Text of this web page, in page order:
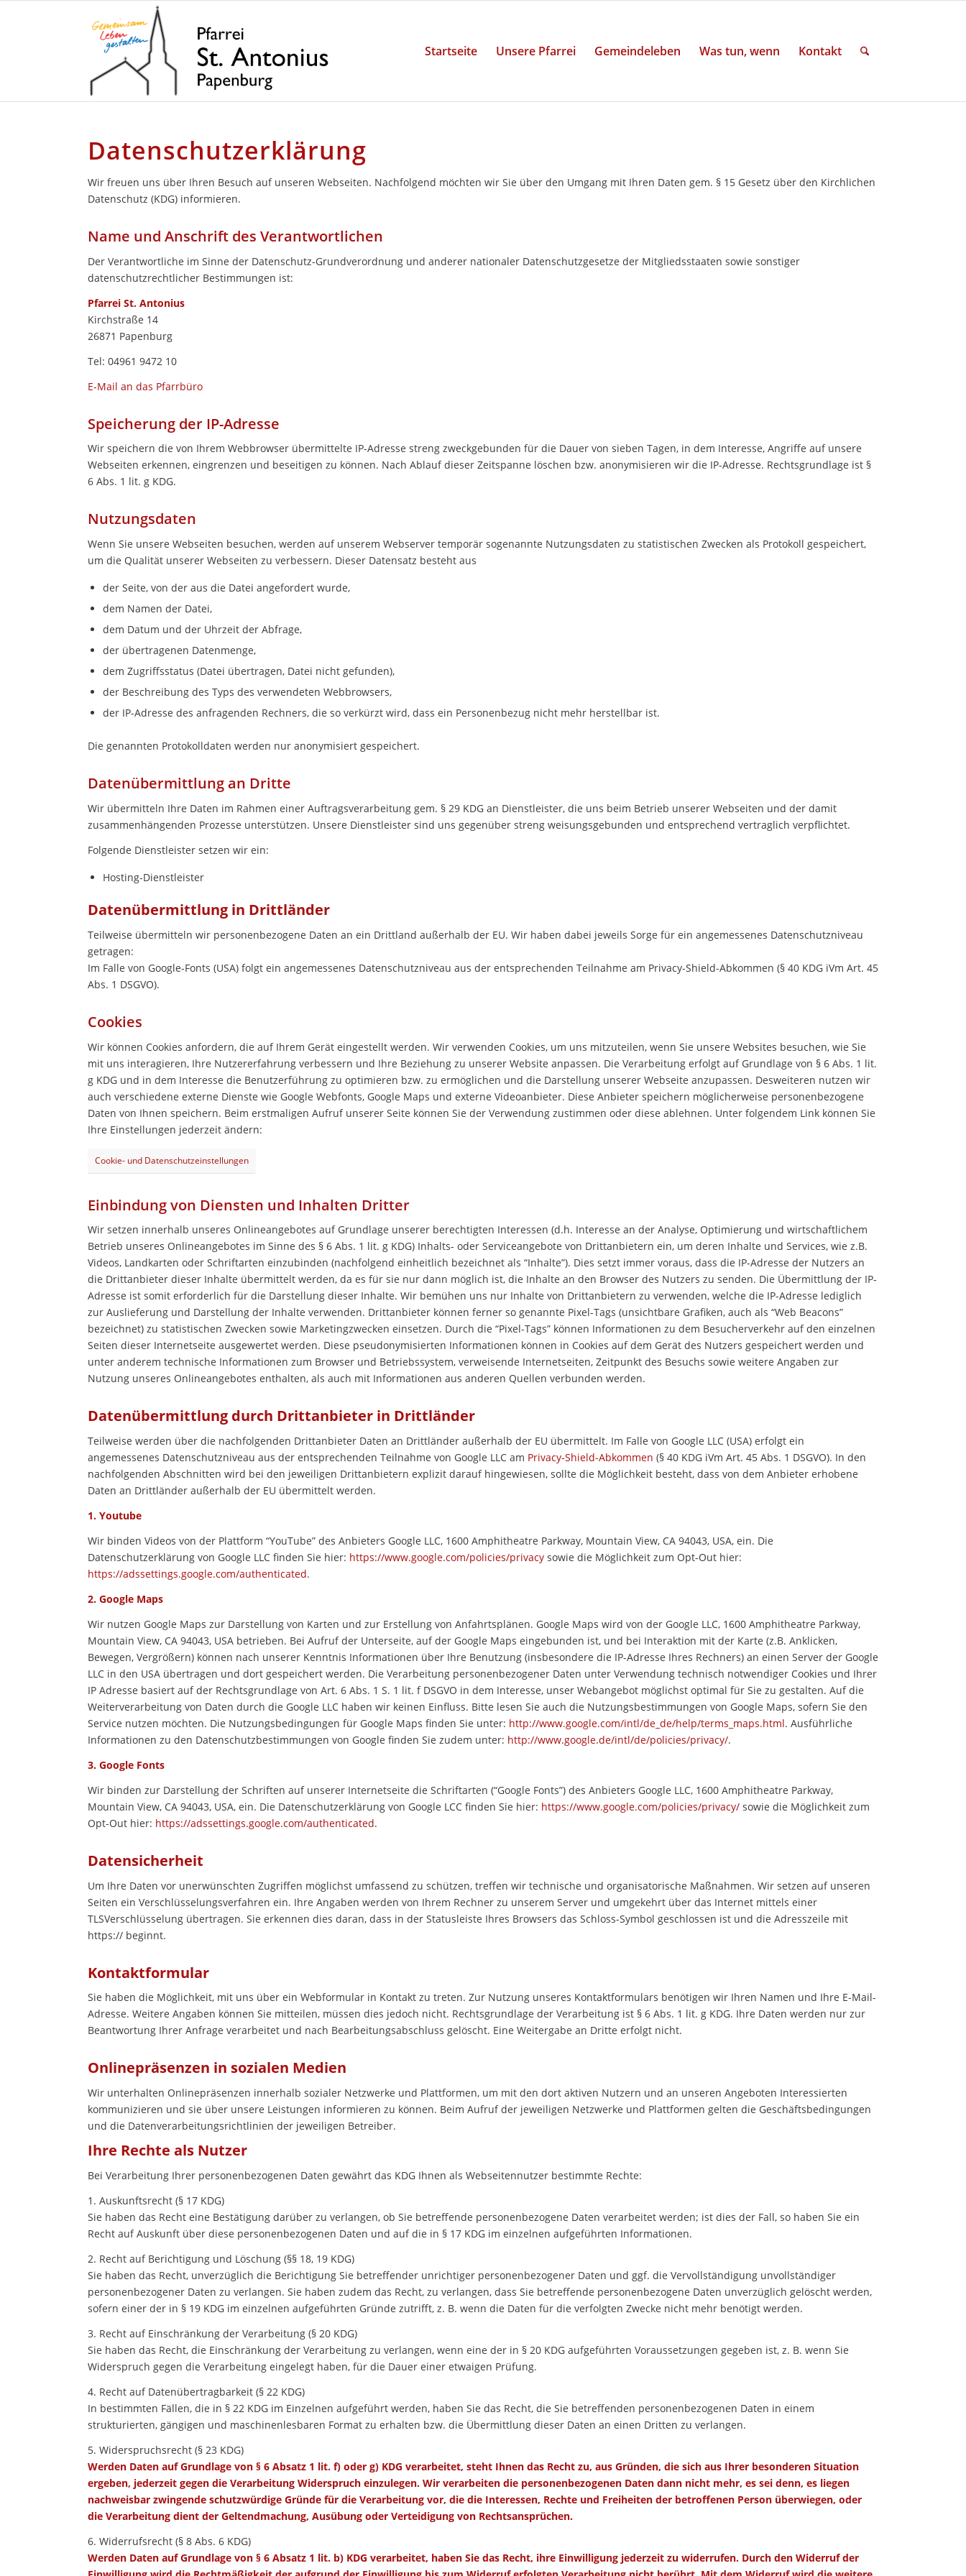
Startseite Unsere Pfarrei Gemeindeleben Was tun, wenn Kontakt
Datenschutzerklärung
Wir freuen uns über Ihren Besuch auf unseren Webseiten. Nachfolgend möchten wir Sie über den Umgang mit Ihren Daten gem. § 15 Gesetz über den Kirchlichen
Datenschutz (KDG) informieren.
Name und Anschrift des Verantwortlichen
Der Verantwortliche im Sinne der Datenschutz-Grundverordnung und anderer nationaler Datenschutzgesetze der Mitgliedsstaaten sowie sonstiger
datenschutzrechtlicher Bestimmungen ist:
Pfarrei St. Antonius
Kirchstraße 14
26871 Papenburg
Tel: 04961 9472 10
E-Mail an das Pfarrbüro
Speicherung der IP-Adresse
Wir speichern die von Ihrem Webbrowser übermittelte IP-Adresse streng zweckgebunden für die Dauer von sieben Tagen, in dem Interesse, Angriffe auf unsere
Webseiten erkennen, eingrenzen und beseitigen zu können. Nach Ablauf dieser Zeitspanne löschen bzw. anonymisieren wir die IP-Adresse. Rechtsgrundlage ist §
6 Abs. 1 lit. g KDG.
Nutzungsdaten
Wenn Sie unsere Webseiten besuchen, werden auf unserem Webserver temporär sogenannte Nutzungsdaten zu statistischen Zwecken als Protokoll gespeichert,
um die Qualität unserer Webseiten zu verbessern. Dieser Datensatz besteht aus
der Seite, von der aus die Datei angefordert wurde,
dem Namen der Datei,
dem Datum und der Uhrzeit der Abfrage,
der übertragenen Datenmenge,
dem Zugriffsstatus (Datei übertragen, Datei nicht gefunden),
der Beschreibung des Typs des verwendeten Webbrowsers,
der IP-Adresse des anfragenden Rechners, die so verkürzt wird, dass ein Personenbezug nicht mehr herstellbar ist.
Die genannten Protokolldaten werden nur anonymisiert gespeichert.
Datenübermittlung an Dritte
Wir übermitteln Ihre Daten im Rahmen einer Auftragsverarbeitung gem. § 29 KDG an Dienstleister, die uns beim Betrieb unserer Webseiten und der damit
zusammenhängenden Prozesse unterstützen. Unsere Dienstleister sind uns gegenüber streng weisungsgebunden und entsprechend vertraglich verpflichtet.
Folgende Dienstleister setzen wir ein:
Hosting-Dienstleister
Datenübermittlung in Drittländer
Teilweise übermitteln wir personenbezogene Daten an ein Drittland außerhalb der EU. Wir haben dabei jeweils Sorge für ein angemessenes Datenschutzniveau
getragen:
Im Falle von Google-Fonts (USA) folgt ein angemessenes Datenschutzniveau aus der entsprechenden Teilnahme am Privacy-Shield-Abkommen (§ 40 KDG iVm Art. 45
Abs. 1 DSGVO).
Cookies
Wir können Cookies anfordern, die auf Ihrem Gerät eingestellt werden. Wir verwenden Cookies, um uns mitzuteilen, wenn Sie unsere Websites besuchen, wie Sie
mit uns interagieren, Ihre Nutzererfahrung verbessern und Ihre Beziehung zu unserer Website anpassen. Die Verarbeitung erfolgt auf Grundlage von § 6 Abs. 1 lit.
g KDG und in dem Interesse die Benutzerführung zu optimieren bzw. zu ermöglichen und die Darstellung unserer Webseite anzupassen. Desweiteren nutzen wir
auch verschiedene externe Dienste wie Google Webfonts, Google Maps und externe Videoanbieter. Diese Anbieter speichern möglicherweise personenbezogene
Daten von Ihnen speichern. Beim erstmaligen Aufruf unserer Seite können Sie der Verwendung zustimmen oder diese ablehnen. Unter folgendem Link können Sie
Ihre Einstellungen jederzeit ändern:
Cookie- und Datenschutzeinstellungen
Einbindung von Diensten und Inhalten Dritter
Wir setzen innerhalb unseres Onlineangebotes auf Grundlage unserer berechtigten Interessen (d.h. Interesse an der Analyse, Optimierung und wirtschaftlichem
Betrieb unseres Onlineangebotes im Sinne des § 6 Abs. 1 lit. g KDG) Inhalts- oder Serviceangebote von Drittanbietern ein, um deren Inhalte und Services, wie z.B.
Videos, Landkarten oder Schriftarten einzubinden (nachfolgend einheitlich bezeichnet als “Inhalte”). Dies setzt immer voraus, dass die IP-Adresse der Nutzers an
die Drittanbieter dieser Inhalte übermittelt werden, da es für sie nur dann möglich ist, die Inhalte an den Browser des Nutzers zu senden. Die Übermittlung der IP-
Adresse ist somit erforderlich für die Darstellung dieser Inhalte. Wir bemühen uns nur Inhalte von Drittanbietern zu verwenden, welche die IP-Adresse lediglich
zur Auslieferung und Darstellung der Inhalte verwenden. Drittanbieter können ferner so genannte Pixel-Tags (unsichtbare Grafiken, auch als “Web Beacons”
bezeichnet) zu statistischen Zwecken sowie Marketingzwecken einsetzen. Durch die “Pixel-Tags” können Informationen zu dem Besucherverkehr auf den einzelnen
Seiten dieser Internetseite ausgewertet werden. Diese pseudonymisierten Informationen können in Cookies auf dem Gerät des Nutzers gespeichert werden und
unter anderem technische Informationen zum Browser und Betriebssystem, verweisende Internetseiten, Zeitpunkt des Besuchs sowie weitere Angaben zur
Nutzung unseres Onlineangebotes enthalten, als auch mit Informationen aus anderen Quellen verbunden werden.
Datenübermittlung durch Drittanbieter in Drittländer
Teilweise werden über die nachfolgenden Drittanbieter Daten an Drittländer außerhalb der EU übermittelt. Im Falle von Google LLC (USA) erfolgt ein
angemessenes Datenschutzniveau aus der entsprechenden Teilnahme von Google LLC am Privacy-Shield-Abkommen (§ 40 KDG iVm Art. 45 Abs. 1 DSGVO). In den
nachfolgenden Abschnitten wird bei den jeweiligen Drittanbietern explizit darauf hingewiesen, sollte die Möglichkeit besteht, dass von dem Anbieter erhobene
Daten an Drittländer außerhalb der EU übermittelt werden.
1. Youtube
Wir binden Videos von der Plattform “YouTube” des Anbieters Google LLC, 1600 Amphitheatre Parkway, Mountain View, CA 94043, USA, ein. Die
Datenschutzerklärung von Google LLC finden Sie hier: https://www.google.com/policies/privacy sowie die Möglichkeit zum Opt-Out hier:
https://adssettings.google.com/authenticated.
2. Google Maps
Wir nutzen Google Maps zur Darstellung von Karten und zur Erstellung von Anfahrtsplänen. Google Maps wird von der Google LLC, 1600 Amphitheatre Parkway,
Mountain View, CA 94043, USA betrieben. Bei Aufruf der Unterseite, auf der Google Maps eingebunden ist, und bei Interaktion mit der Karte (z.B. Anklicken,
Bewegen, Vergrößern) können nach unserer Kenntnis Informationen über Ihre Benutzung (insbesondere die IP-Adresse Ihres Rechners) an einen Server der Google
LLC in den USA übertragen und dort gespeichert werden. Die Verarbeitung personenbezogener Daten unter Verwendung technisch notwendiger Cookies und Ihrer
IP Adresse basiert auf der Rechtsgrundlage von Art. 6 Abs. 1 S. 1 lit. f DSGVO in dem Interesse, unser Webangebot möglichst optimal für Sie zu gestalten. Auf die
Weiterverarbeitung von Daten durch die Google LLC haben wir keinen Einfluss. Bitte lesen Sie auch die Nutzungsbestimmungen von Google Maps, sofern Sie den
Service nutzen möchten. Die Nutzungsbedingungen für Google Maps finden Sie unter: http://www.google.com/intl/de_de/help/terms_maps.html. Ausführliche
Informationen zu den Datenschutzbestimmungen von Google finden Sie zudem unter: http://www.google.de/intl/de/policies/privacy/.
3. Google Fonts
Wir binden zur Darstellung der Schriften auf unserer Internetseite die Schriftarten (“Google Fonts”) des Anbieters Google LLC, 1600 Amphitheatre Parkway,
Mountain View, CA 94043, USA, ein. Die Datenschutzerklärung von Google LCC finden Sie hier: https://www.google.com/policies/privacy/ sowie die Möglichkeit zum
Opt-Out hier: https://adssettings.google.com/authenticated.
Datensicherheit
Um Ihre Daten vor unerwünschten Zugriffen möglichst umfassend zu schützen, treffen wir technische und organisatorische Maßnahmen. Wir setzen auf unseren
Seiten ein Verschlüsselungsverfahren ein. Ihre Angaben werden von Ihrem Rechner zu unserem Server und umgekehrt über das Internet mittels einer
TLSVerschlüsselung übertragen. Sie erkennen dies daran, dass in der Statusleiste Ihres Browsers das Schloss-Symbol geschlossen ist und die Adresszeile mit
https:// beginnt.
Kontaktformular
Sie haben die Möglichkeit, mit uns über ein Webformular in Kontakt zu treten. Zur Nutzung unseres Kontaktformulars benötigen wir Ihren Namen und Ihre E-Mail-
Adresse. Weitere Angaben können Sie mitteilen, müssen dies jedoch nicht. Rechtsgrundlage der Verarbeitung ist § 6 Abs. 1 lit. g KDG. Ihre Daten werden nur zur
Beantwortung Ihrer Anfrage verarbeitet und nach Bearbeitungsabschluss gelöscht. Eine Weitergabe an Dritte erfolgt nicht.
Onlinepräsenzen in sozialen Medien
Wir unterhalten Onlinepräsenzen innerhalb sozialer Netzwerke und Plattformen, um mit den dort aktiven Nutzern und an unseren Angeboten Interessierten
kommunizieren und sie über unsere Leistungen informieren zu können. Beim Aufruf der jeweiligen Netzwerke und Plattformen gelten die Geschäftsbedingungen
und die Datenverarbeitungsrichtlinien der jeweiligen Betreiber.
Ihre Rechte als Nutzer
Bei Verarbeitung Ihrer personenbezogenen Daten gewährt das KDG Ihnen als Webseitennutzer bestimmte Rechte:
1. Auskunftsrecht (§ 17 KDG)
Sie haben das Recht eine Bestätigung darüber zu verlangen, ob Sie betreffende personenbezogene Daten verarbeitet werden; ist dies der Fall, so haben Sie ein
Recht auf Auskunft über diese personenbezogenen Daten und auf die in § 17 KDG im einzelnen aufgeführten Informationen.
2. Recht auf Berichtigung und Löschung (§§ 18, 19 KDG)
Sie haben das Recht, unverzüglich die Berichtigung Sie betreffender unrichtiger personenbezogener Daten und ggf. die Vervollständigung unvollständiger
personenbezogener Daten zu verlangen. Sie haben zudem das Recht, zu verlangen, dass Sie betreffende personenbezogene Daten unverzüglich gelöscht werden,
sofern einer der in § 19 KDG im einzelnen aufgeführten Gründe zutrifft, z. B. wenn die Daten für die verfolgten Zwecke nicht mehr benötigt werden.
3. Recht auf Einschränkung der Verarbeitung (§ 20 KDG)
Sie haben das Recht, die Einschränkung der Verarbeitung zu verlangen, wenn eine der in § 20 KDG aufgeführten Voraussetzungen gegeben ist, z. B. wenn Sie
Widerspruch gegen die Verarbeitung eingelegt haben, für die Dauer einer etwaigen Prüfung.
4. Recht auf Datenübertragbarkeit (§ 22 KDG)
In bestimmten Fällen, die in § 22 KDG im Einzelnen aufgeführt werden, haben Sie das Recht, die Sie betreffenden personenbezogenen Daten in einem
strukturierten, gängigen und maschinenlesbaren Format zu erhalten bzw. die Übermittlung dieser Daten an einen Dritten zu verlangen.
5. Widerspruchsrecht (§ 23 KDG)
Werden Daten auf Grundlage von § 6 Absatz 1 lit. f) oder g) KDG verarbeitet, steht Ihnen das Recht zu, aus Gründen, die sich aus Ihrer besonderen Situation
ergeben, jederzeit gegen die Verarbeitung Widerspruch einzulegen. Wir verarbeiten die personenbezogenen Daten dann nicht mehr, es sei denn, es liegen
nachweisbar zwingende schutzwürdige Gründe für die Verarbeitung vor, die die Interessen, Rechte und Freiheiten der betroffenen Person überwiegen, oder
die Verarbeitung dient der Geltendmachung, Ausübung oder Verteidigung von Rechtsansprüchen.
6. Widerrufsrecht (§ 8 Abs. 6 KDG)
Werden Daten auf Grundlage von § 6 Absatz 1 lit. b) KDG verarbeitet, haben Sie das Recht, ihre Einwilligung jederzeit zu widerrufen. Durch den Widerruf der